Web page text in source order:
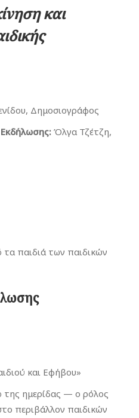
και
Δημοσιογράφος
Όλγα Τζέτζη,
παιδιά των παιδικών
και Εφήβου»
της ημερίδας — ο ρόλος
περιβάλλον παιδικών